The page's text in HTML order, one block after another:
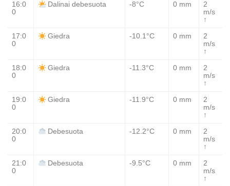
16:0
0
Dalinai debesuota -8°C 0 mm
2
m/s
↑
17:0
0
Giedra -10.1°C 0 mm
2
m/s
↑
18:0
0
Giedra -11.3°C 0 mm
2
m/s
↑
19:0
0
Giedra -11.9°C 0 mm
2
m/s
↑
20:0
0
Debesuota -12.2°C 0 mm
2
m/s
↑
21:0
0
Debesuota -9.5°C 0 mm
2
m/s
↑